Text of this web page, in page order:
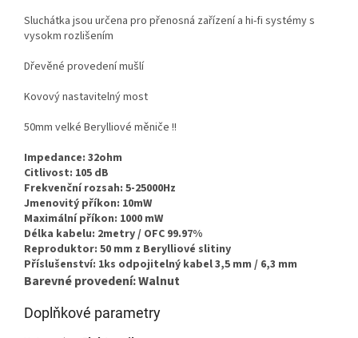
Sluchátka jsou určena pro přenosná zařízení a hi-fi systémy s
vysokm rozlišením
Dřevěné provedení mušlí
Kovový nastavitelný most
50mm velké Berylliové měniče !!
Impedance: 32ohm
Citlivost: 105 dB
Frekvenční rozsah: 5-25000Hz
Jmenovitý příkon: 10mW
Maximální příkon: 1000 mW
Délka kabelu: 2metry / OFC 99.97%
Reproduktor: 50 mm z Berylliové slitiny
Příslušenství: 1ks odpojitelný kabel 3,5 mm / 6,3 mm
Barevné provedení: Walnut
Doplňkové parametry